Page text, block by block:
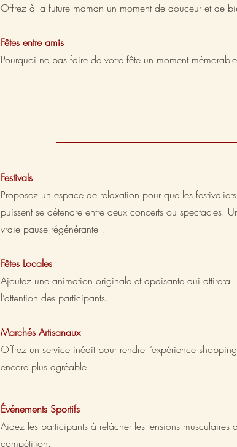
Offrez à la future maman un moment de douceur et de
Fêtes entre amis
Pourquoi ne pas faire de votre fête un moment
Festivals
Proposez un espace de relaxation pour que les festivaliers
puissent se détendre entre deux concerts ou spectacles.
vraie pause régénérante !
Fêtes Locales
Ajoutez une animation originale et apaisante qui attirera
l’attention des participants.
Marchés Artisanaux
Offrez un service inédit pour rendre l’expérience shopping
encore plus agréable.
Événements Sportifs
Aidez les participants à relâcher les tensions musculaires
compétition.